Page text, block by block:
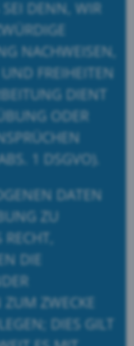
DENN, WIR
NACHWEISEN,
FREIHEITEN
DIENT
ODER
1 DSGVO).
DATEN
ZU
DIE
ZWECKE
DIES GILT